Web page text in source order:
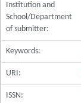
Institution and
School/Department
of submitter:
Keywords:
URI:
ISSN: